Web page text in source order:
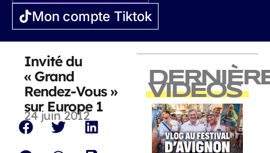
Mon compte Tiktok
Invité du
« Grand
Rendez-Vous »
sur Europe 1
24 juin 2012
VIDEOS